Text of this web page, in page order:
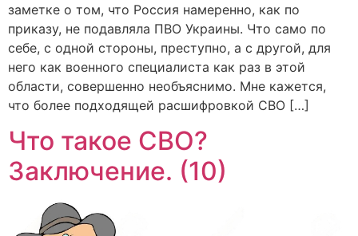
заметке о том, что Россия намеренно, как по
приказу, не подавляла ПВО Украины. Что само по
себе, с одной стороны, преступно, а с другой, для
него как военного специалиста как раз в этой
области, совершенно необъяснимо. Мне кажется,
что более подходящей расшифровкой СВО […]
Что такое СВО?
Заключение. (10)